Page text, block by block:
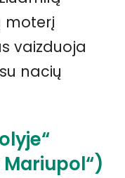
moterį
vaizduoja
nacių
Mariupol“)